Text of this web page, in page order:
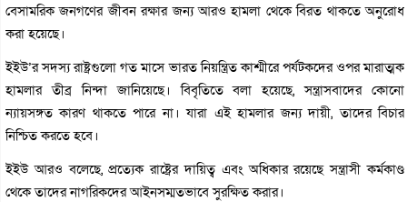
বেসামরিক জনগণের জীবন রক্ষার জন্য আরও হামলা থেকে বিরত থাকতে অনুরোধ
করা হয়েছে।
ইইউ’র সদস্য রাষ্ট্রগুলো গত মাসে ভারত নিয়ন্ত্রিত কাশ্মীরে পর্যটকদের ওপর মারাত্মক
হামলার তীব্র নিন্দা জানিয়েছে। বিবৃতিতে বলা হয়েছে, সন্ত্রাসবাদের কোনো
ন্যায়সঙ্গত কারণ থাকতে পারে না। যারা এই হামলার জন্য দায়ী, তাদের বিচার
নিশ্চিত করতে হবে।
ইইউ আরও বলেছে, প্রত্যেক রাষ্ট্রের দায়িত্ব এবং অধিকার রয়েছে সন্ত্রাসী কর্মকাণ্ড
থেকে তাদের নাগরিকদের আইনসম্মতভাবে সুরক্ষিত করার।